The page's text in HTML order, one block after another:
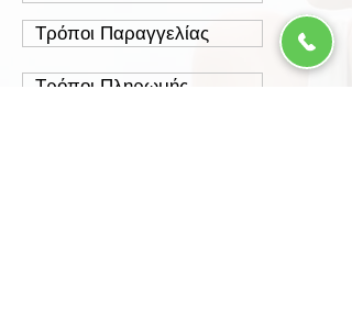
Τρόποι Παραγγελίας
Τρόποι Πληρωμής